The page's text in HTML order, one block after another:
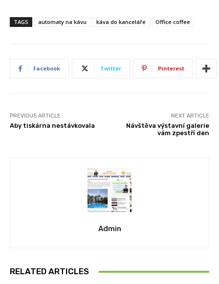
TAGS automaty na kávu káva do kanceláře Office coffee
Facebook Twitter Pinterest
PREVIOUS ARTICLE
Aby tiskárna nestávkovala
NEXT ARTICLE
Návštěva výstavní galerie
vám zpestří den
Admin
RELATED ARTICLES